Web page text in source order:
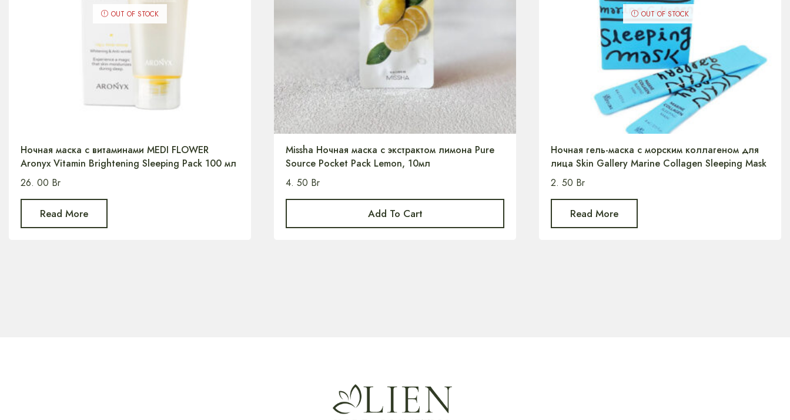
OUT OF STOCK
Ночная маска с витаминами MEDI FLOWER
Aronyx Vitamin Brightening Sleeping Pack 100 мл
26. 00 Br
Read More
Missha Ночная маска с экстрактом лимона Pure
Source Pocket Pack Lemon, 10мл
4. 50 Br
Add To Cart
OUT OF STOCK
Ночная гель-маска с морским коллагеном для
лица Skin Gallery Marine Collagen Sleeping Mask
2. 50 Br
Read More